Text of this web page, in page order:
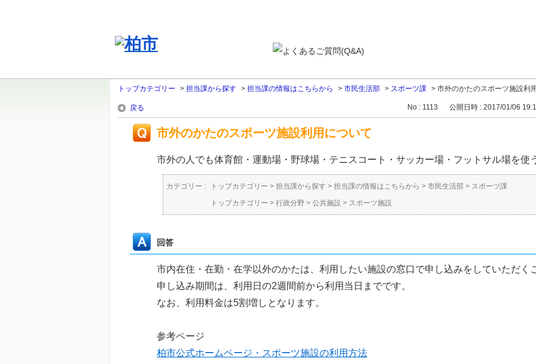
トップカテゴリー > 担当課から探す > 担当課の情報はこちらから > 市民生活部 > スポーツ課 > 市外のかたのスポーツ施設利
戻る No : 1113 公開日時 : 2017/01/06
市外のかたのスポーツ施設利用について
市外の人でも体育館・運動場・野球場・テニスコート・サッカー場・フットサル場を使
カテゴリー : トップカテゴリー > 担当課から探す > 担当課の情報はこちらから > 市民生活部 > スポーツ課
トップカテゴリー > 行政分野 > 公共施設 > スポーツ施設
回答
市内在住・在勤・在学以外のかたは、利用したい施設の窓口で申し込みをしていただく
申し込み期間は、利用日の2週間前から利用当日までです。
なお、利用料金は5割増しとなります。
参考ページ
柏市公式ホームページ・スポーツ施設の利用方法